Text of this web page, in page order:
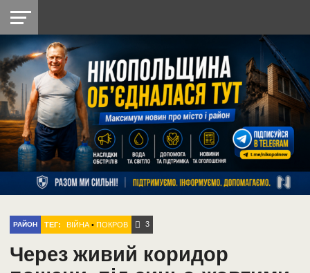
НІКОПОЛЬ
РАЙОН
СІЧЕСЛАВСЬКА
УКРАЇНА
РЕТРО
НІКОПОЛЬ
ЛАЙТ
УКРАЇНА
ДОПОМОГА
РАДІО
РАЙОН ТЕГ: ВІЙНА •ПОКРОВ 3
Через живий коридор